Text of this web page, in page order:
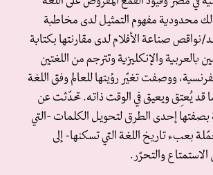
محدودية مفهوم التمثيل لدى مخاطبة
نواقص صناعة الأفلام لدى مقارنتها بكتابة
بالعربية والإنكليزية وتترجم من اللغتين
ووصفت تغيّر رؤيتها للعالم وفق اللغة
قد يُعتِق ويعيق في الوقت ذاته. تحدّثت عن
بصفتها إحدى الطرق لتحويل الكلمات -التي
بعبء تاريخ اللغة التي تسكنها- إلى
والتحرّر.